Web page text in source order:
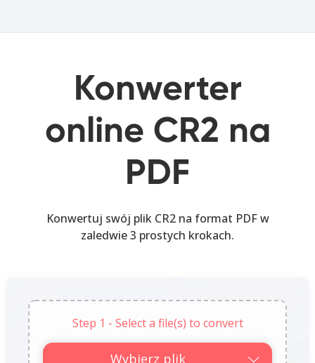
Konwerter
online CR2 na
PDF
Konwertuj swój plik CR2 na format PDF w
zaledwie 3 prostych krokach.
Step 1 - Select a file(s) to convert
Wybierz plik